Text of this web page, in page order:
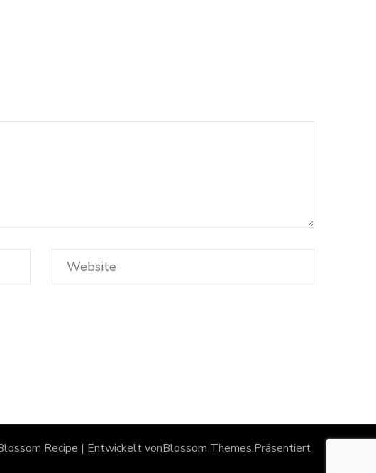
Recipe | Entwickelt vonBlossom Themes.Präsentiert